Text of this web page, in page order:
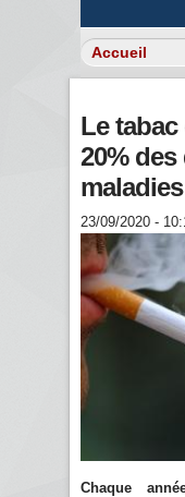
Le
20%
23/09/2020 -
Chaque